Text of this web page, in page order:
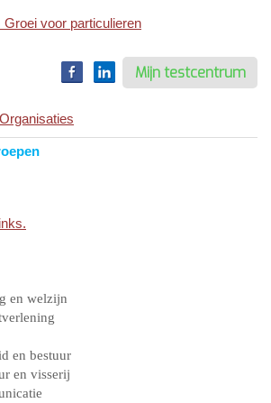
Mijn testcentrum
Organisaties
en welzijn
en bestuur
en visserij